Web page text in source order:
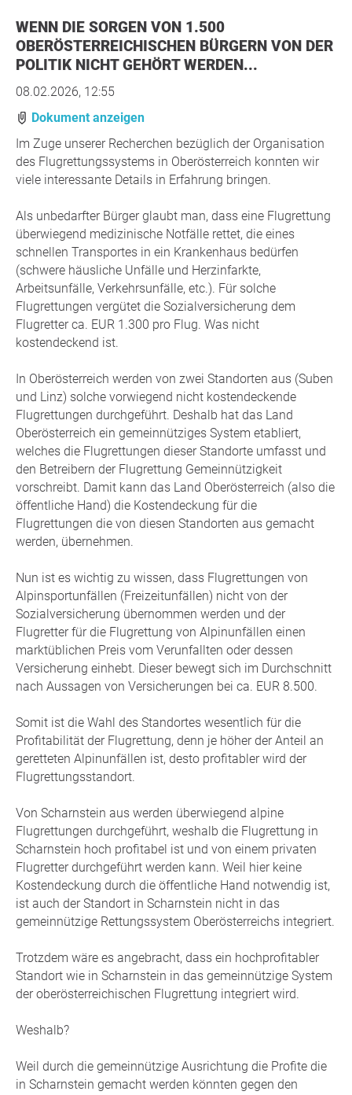
WENN DIE SORGEN VON 1.500
OBERÖSTERREICHISCHEN BÜRGERN VON DER
POLITIK NICHT GEHÖRT WERDEN...
08.02.2026, 12:55
Dokument anzeigen
Im Zuge unserer Recherchen bezüglich der Organisation
des Flugrettungssystems in Oberösterreich konnten wir
viele interessante Details in Erfahrung bringen.
Als unbedarfter Bürger glaubt man, dass eine Flugrettung
überwiegend medizinische Notfälle rettet, die eines
schnellen Transportes in ein Krankenhaus bedürfen
(schwere häusliche Unfälle und Herzinfarkte,
Arbeitsunfälle, Verkehrsunfälle, etc.). Für solche
Flugrettungen vergütet die Sozialversicherung dem
Flugretter ca. EUR 1.300 pro Flug. Was nicht
kostendeckend ist.
In Oberösterreich werden von zwei Standorten aus (Suben
und Linz) solche vorwiegend nicht kostendeckende
Flugrettungen durchgeführt. Deshalb hat das Land
Oberösterreich ein gemeinnütziges System etabliert,
welches die Flugrettungen dieser Standorte umfasst und
den Betreibern der Flugrettung Gemeinnützigkeit
vorschreibt. Damit kann das Land Oberösterreich (also die
öffentliche Hand) die Kostendeckung für die
Flugrettungen die von diesen Standorten aus gemacht
werden, übernehmen.
Nun ist es wichtig zu wissen, dass Flugrettungen von
Alpinsportunfällen (Freizeitunfällen) nicht von der
Sozialversicherung übernommen werden und der
Flugretter für die Flugrettung von Alpinunfällen einen
marktüblichen Preis vom Verunfallten oder dessen
Versicherung einhebt. Dieser bewegt sich im Durchschnitt
nach Aussagen von Versicherungen bei ca. EUR 8.500.
Somit ist die Wahl des Standortes wesentlich für die
Profitabilität der Flugrettung, denn je höher der Anteil an
geretteten Alpinunfällen ist, desto profitabler wird der
Flugrettungsstandort.
Von Scharnstein aus werden überwiegend alpine
Flugrettungen durchgeführt, weshalb die Flugrettung in
Scharnstein hoch profitabel ist und von einem privaten
Flugretter durchgeführt werden kann. Weil hier keine
Kostendeckung durch die öffentliche Hand notwendig ist,
ist auch der Standort in Scharnstein nicht in das
gemeinnützige Rettungssystem Oberösterreichs integriert.
Trotzdem wäre es angebracht, dass ein hochprofitabler
Standort wie in Scharnstein in das gemeinnützige System
der oberösterreichischen Flugrettung integriert wird.
Weshalb?
Weil durch die gemeinnützige Ausrichtung die Profite die
in Scharnstein gemacht werden könnten gegen den